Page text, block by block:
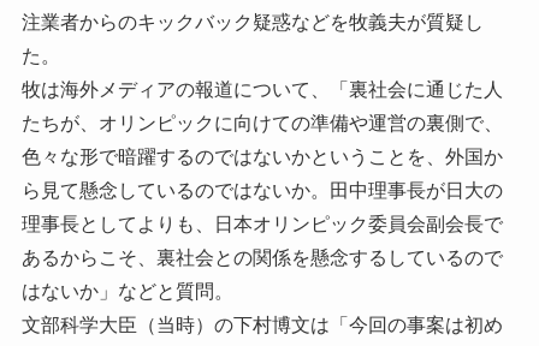
注業者からのキックバック疑惑などを牧義夫が質疑し
た。
牧は海外メディアの報道について、「裏社会に通じた人
たちが、オリンピックに向けての準備や運営の裏側で、
色々な形で暗躍するのではないかということを、外国か
ら見て懸念しているのではないか。田中理事長が日大の
理事長としてよりも、日本オリンピック委員会副会長で
あるからこそ、裏社会との関係を懸念するしているので
はないか」などと質問。
文部科学大臣（当時）の下村博文は「今回の事案は初め